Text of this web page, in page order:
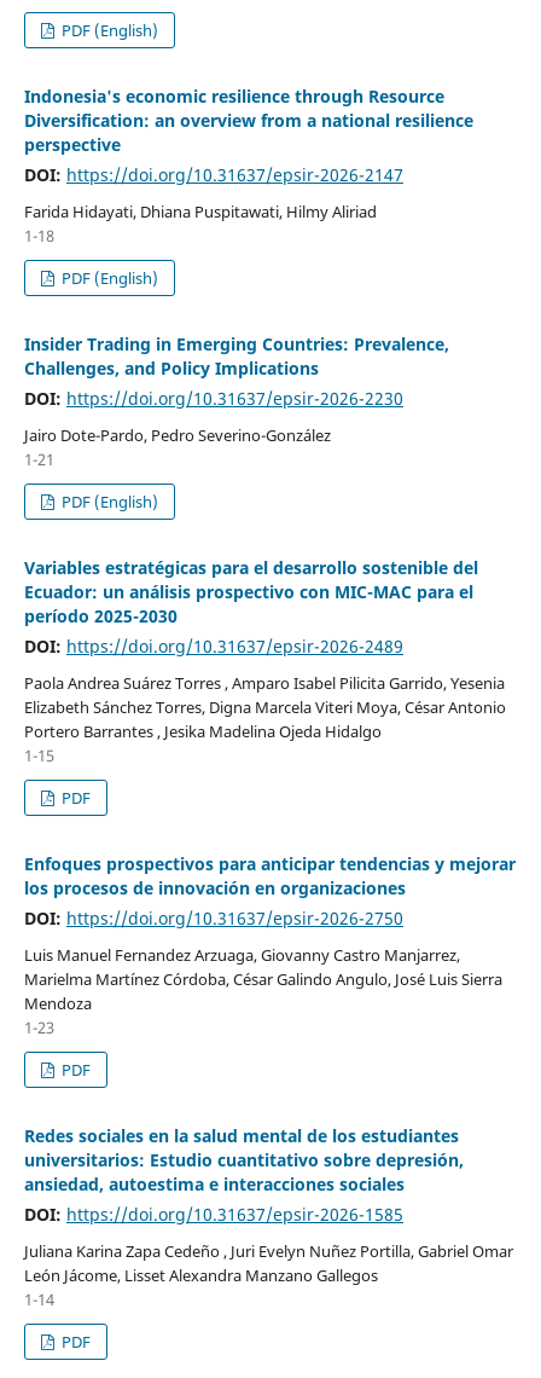
PDF (English)
Indonesia's economic resilience through Resource
Diversification: an overview from a national resilience
perspective
DOI: https://doi.org/10.31637/epsir-2026-2147
Farida Hidayati, Dhiana Puspitawati, Hilmy Aliriad
1-18
PDF (English)
Insider Trading in Emerging Countries: Prevalence,
Challenges, and Policy Implications
DOI: https://doi.org/10.31637/epsir-2026-2230
Jairo Dote-Pardo, Pedro Severino-González
1-21
PDF (English)
Variables estratégicas para el desarrollo sostenible del
Ecuador: un análisis prospectivo con MIC-MAC para el
período 2025-2030
DOI: https://doi.org/10.31637/epsir-2026-2489
Paola Andrea Suárez Torres , Amparo Isabel Pilicita Garrido, Yesenia
Elizabeth Sánchez Torres, Digna Marcela Viteri Moya, César Antonio
Portero Barrantes , Jesika Madelina Ojeda Hidalgo
1-15
PDF
Enfoques prospectivos para anticipar tendencias y mejorar
los procesos de innovación en organizaciones
DOI: https://doi.org/10.31637/epsir-2026-2750
Luis Manuel Fernandez Arzuaga, Giovanny Castro Manjarrez,
Marielma Martínez Córdoba, César Galindo Angulo, José Luis Sierra
Mendoza
1-23
PDF
Redes sociales en la salud mental de los estudiantes
universitarios: Estudio cuantitativo sobre depresión,
ansiedad, autoestima e interacciones sociales
DOI: https://doi.org/10.31637/epsir-2026-1585
Juliana Karina Zapa Cedeño , Juri Evelyn Nuñez Portilla, Gabriel Omar
León Jácome, Lisset Alexandra Manzano Gallegos
1-14
PDF